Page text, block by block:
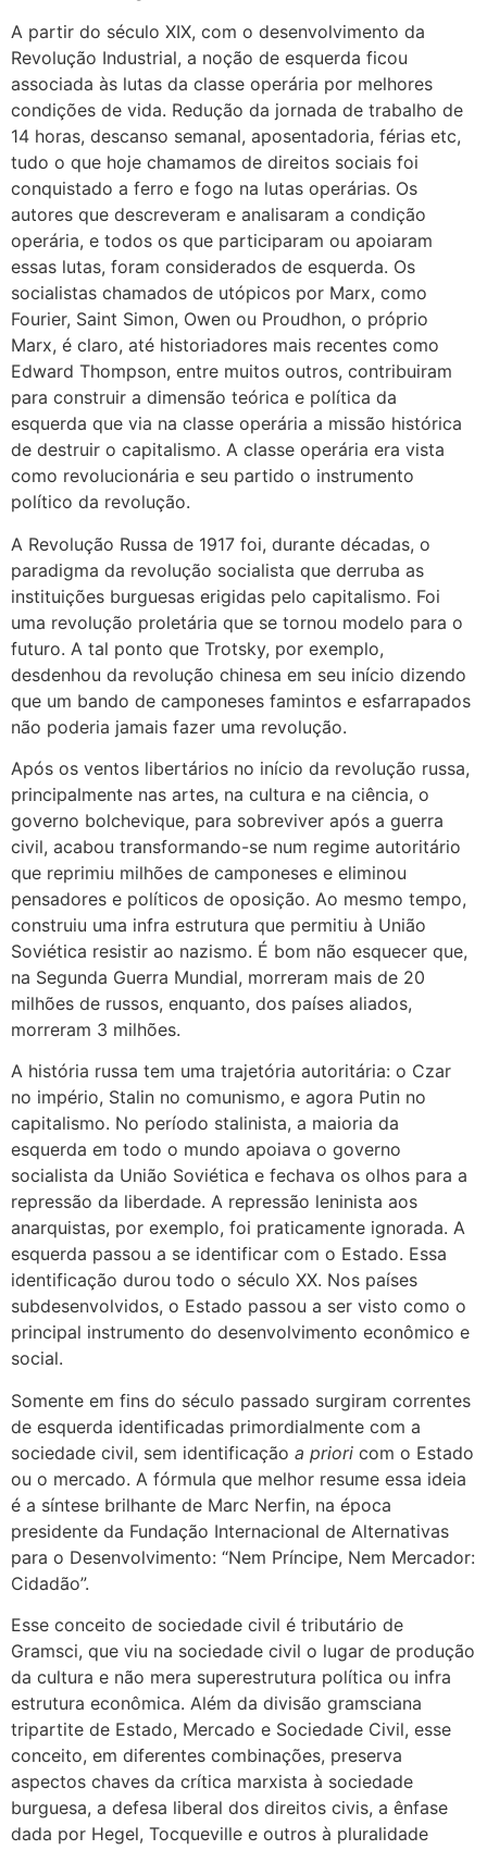
A partir do século XIX, com o desenvolvimento da
Revolução Industrial, a noção de esquerda ficou
associada às lutas da classe operária por melhores
condições de vida. Redução da jornada de trabalho de
14 horas, descanso semanal, aposentadoria, férias etc,
tudo o que hoje chamamos de direitos sociais foi
conquistado a ferro e fogo na lutas operárias. Os
autores que descreveram e analisaram a condição
operária, e todos os que participaram ou apoiaram
essas lutas, foram considerados de esquerda. Os
socialistas chamados de utópicos por Marx, como
Fourier, Saint Simon, Owen ou Proudhon, o próprio
Marx, é claro, até historiadores mais recentes como
Edward Thompson, entre muitos outros, contribuiram
para construir a dimensão teórica e política da
esquerda que via na classe operária a missão histórica
de destruir o capitalismo. A classe operária era vista
como revolucionária e seu partido o instrumento
político da revolução.
A Revolução Russa de 1917 foi, durante décadas, o
paradigma da revolução socialista que derruba as
instituições burguesas erigidas pelo capitalismo. Foi
uma revolução proletária que se tornou modelo para o
futuro. A tal ponto que Trotsky, por exemplo,
desdenhou da revolução chinesa em seu início dizendo
que um bando de camponeses famintos e esfarrapados
não poderia jamais fazer uma revolução.
Após os ventos libertários no início da revolução russa,
principalmente nas artes, na cultura e na ciência, o
governo bolchevique, para sobreviver após a guerra
civil, acabou transformando-se num regime autoritário
que reprimiu milhões de camponeses e eliminou
pensadores e políticos de oposição. Ao mesmo tempo,
construiu uma infra estrutura que permitiu à União
Soviética resistir ao nazismo. É bom não esquecer que,
na Segunda Guerra Mundial, morreram mais de 20
milhões de russos, enquanto, dos países aliados,
morreram 3 milhões.
A história russa tem uma trajetória autoritária: o Czar
no império, Stalin no comunismo, e agora Putin no
capitalismo. No período stalinista, a maioria da
esquerda em todo o mundo apoiava o governo
socialista da União Soviética e fechava os olhos para a
repressão da liberdade. A repressão leninista aos
anarquistas, por exemplo, foi praticamente ignorada. A
esquerda passou a se identificar com o Estado. Essa
identificação durou todo o século XX. Nos países
subdesenvolvidos, o Estado passou a ser visto como o
principal instrumento do desenvolvimento econômico e
social.
Somente em fins do século passado surgiram correntes
de esquerda identificadas primordialmente com a
sociedade civil, sem identificação a priori com o Estado
ou o mercado. A fórmula que melhor resume essa ideia
é a síntese brilhante de Marc Nerfin, na época
presidente da Fundação Internacional de Alternativas
para o Desenvolvimento: “Nem Príncipe, Nem Mercador:
Cidadão”.
Esse conceito de sociedade civil é tributário de
Gramsci, que viu na sociedade civil o lugar de produção
da cultura e não mera superestrutura política ou infra
estrutura econômica. Além da divisão gramsciana
tripartite de Estado, Mercado e Sociedade Civil, esse
conceito, em diferentes combinações, preserva
aspectos chaves da crítica marxista à sociedade
burguesa, a defesa liberal dos direitos civis, a ênfase
dada por Hegel, Tocqueville e outros à pluralidade